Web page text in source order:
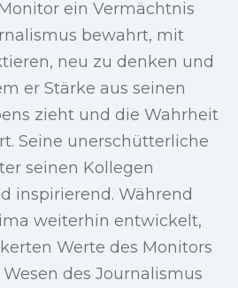
ein Vermächtnis
bewahrt, mit
neu zu denken und
er Stärke aus seinen
zieht und die Wahrheit
Seine unerschütterliche
seinen Kollegen
inspirierend. Während
weiterhin entwickelt,
Werte des Monitors
des Journalismus